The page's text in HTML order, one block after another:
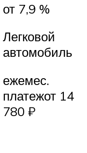
от 7,9 %
Легковой
автомобиль
ежемес.
платежот 14
780 ₽